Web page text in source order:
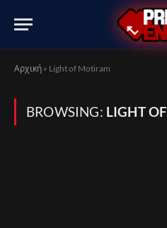
Αρχική » Light of Motiram
BROWSING: LIGHT